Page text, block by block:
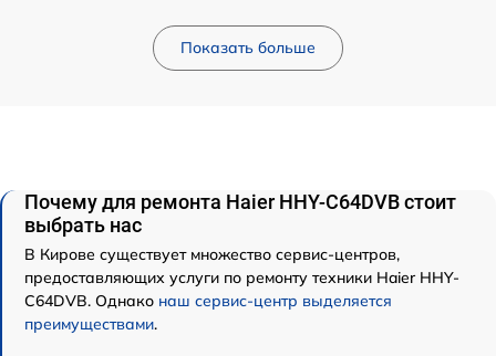
Показать больше
Почему для ремонта Haier HHY-C64DVB стоит
выбрать нас
В Кирове существует множество сервис-центров,
предоставляющих услуги по ремонту техники Haier HHY-
C64DVB. Однако наш сервис-центр выделяется
преимуществами.